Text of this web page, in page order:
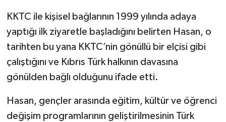
KKTC ile kişisel bağlarının 1999 yılında adaya
yaptığı ilk ziyaretle başladığını belirten Hasan, o
tarihten bu yana KKTC’nin gönüllü bir elçisi gibi
çalıştığını ve Kıbrıs Türk halkının davasına
gönülden bağlı olduğunu ifade etti.
Hasan, gençler arasında eğitim, kültür ve öğrenci
değişim programlarının geliştirilmesinin Türk